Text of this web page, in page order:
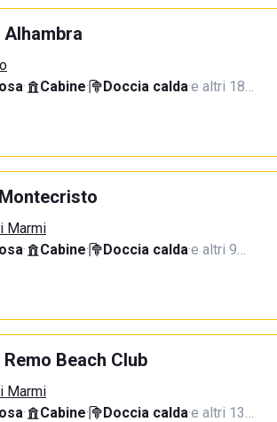
Alhambra
· Cabine· Doccia calda·e altri 18…
Marmi
· Cabine· Doccia calda·e altri 9…
Beach Club
Marmi
· Cabine· Doccia calda·e altri 13…